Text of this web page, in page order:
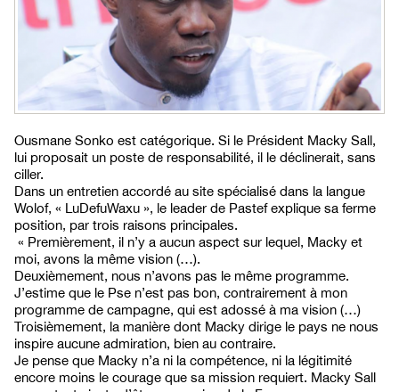
Ousmane Sonko est catégorique. Si le Président Macky Sall,
lui proposait un poste de responsabilité, il le déclinerait, sans
ciller.
Dans un entretien accordé au site spécialisé dans la langue
Wolof, « LuDefuWaxu », le leader de Pastef explique sa ferme
position, par trois raisons principales.
« Premièrement, il n’y a aucun aspect sur lequel, Macky et
moi, avons la même vision (…).
Deuxièmement, nous n’avons pas le même programme.
J’estime que le Pse n’est pas bon, contrairement à mon
programme de campagne, qui est adossé à ma vision (…)
Troisièmement, la manière dont Macky dirige le pays ne nous
inspire aucune admiration, bien au contraire.
Je pense que Macky n’a ni la compétence, ni la légitimité
encore moins le courage que sa mission requiert. Macky Sall